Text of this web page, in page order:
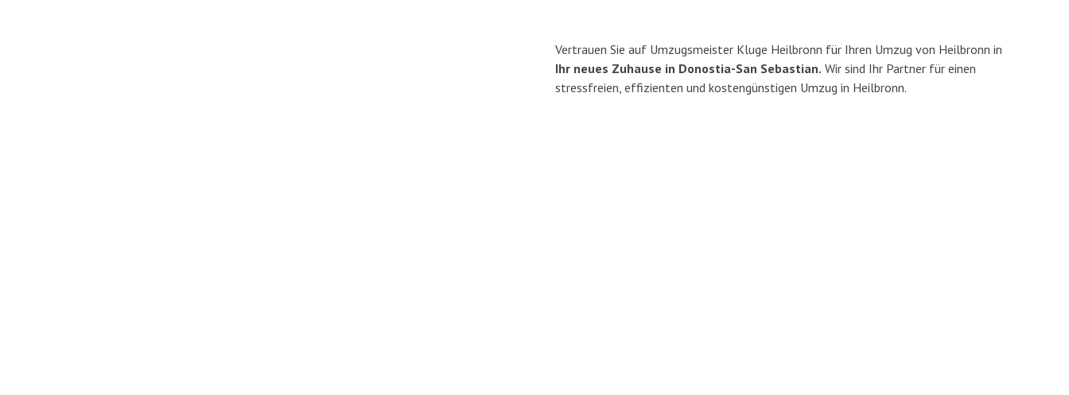
Vertrauen Sie auf Umzugsmeister Kluge Heilbronn für Ihren Umzug von Heilbronn in
Ihr neues Zuhause in Donostia-San Sebastian. Wir sind Ihr Partner für einen
stressfreien, effizienten und kostengünstigen Umzug in Heilbronn.